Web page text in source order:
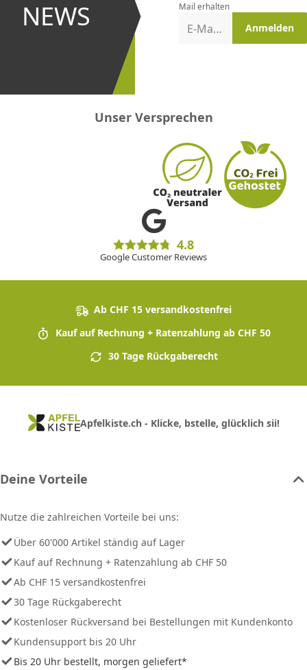
NEWS
und bei
Aktionen
Mail erhalten
E-Mail-Adresse Anmelden
Unser Versprechen
4.8
Google Customer Reviews
Ab CHF 15 versandkostenfrei
Kauf auf Rechnung + Ratenzahlung ab CHF 50
30 Tage Rückgaberecht
Apfelkiste.ch - Klicke, bstelle, glücklich sii!
Deine Vorteile
Nutze die zahlreichen Vorteile bei uns:
Über 60'000 Artikel ständig auf Lager
Kauf auf Rechnung + Ratenzahlung ab CHF 50
Ab CHF 15 versandkostenfrei
30 Tage Rückgaberecht
Kostenloser Rückversand bei Bestellungen mit Kundenkonto
Kundensupport bis 20 Uhr
Bis 20 Uhr bestellt, morgen geliefert*